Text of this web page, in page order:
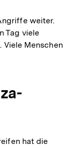
weiter.
Tag viele
Viele Menschen
hat die